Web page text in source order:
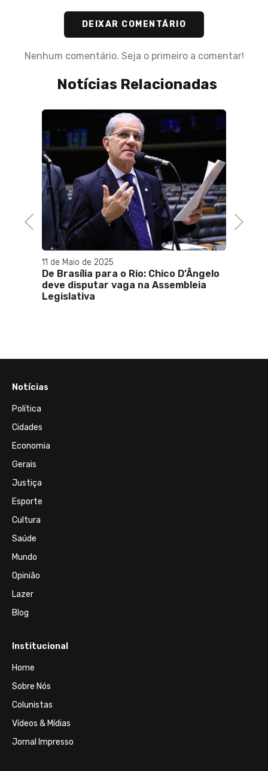
DEIXAR COMENTÁRIO
Nenhum comentário. Seja o primeiro a comentar!
Notícias Relacionadas
Previous
11 de Maio de 2025
De Brasília para o Rio: Chico D’Ângelo
deve disputar vaga na Assembleia
Legislativa
Next
Notícias
Política
Cidades
Economia
Gerais
Justiça
Esporte
Cultura
Saúde
Mundo
Opinião
Lazer
Blog
Institucional
Home
Sobre Nós
Colunistas
Vídeos & Mídias
Jornal Impresso